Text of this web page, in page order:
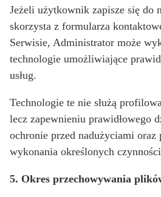
Jeżeli użytkownik zapisze się do
skorzysta z formularza
Serwisie, Administrator może
technologie umożliwiające
usług.
Technologie te nie służą
lecz zapewnieniu prawidłowego
ochronie przed nadużyciami oraz
wykonania określonych
5. Okres przechowywania